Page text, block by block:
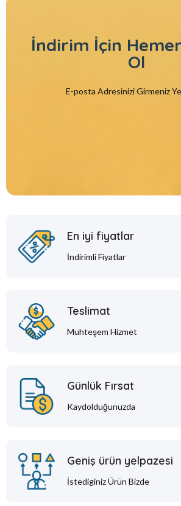
İndirim İçin
Ol
E-posta Adresinizi Girmeniz
En iyi fiyatlar
İndirimli Fiyatlar
Teslimat
Muhteşem Hizmet
Günlük Fırsat
Kaydolduğunuzda
Geniş ürün yelpazesi
İstediginiz Ürün Bizde